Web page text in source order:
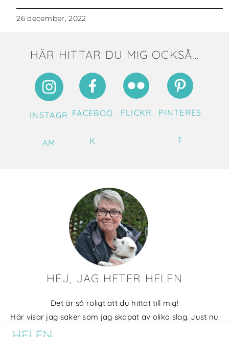
26 december, 2022
HÄR HITTAR DU MIG OCKSÅ...
INSTAGR
AM
FACEBOO
K
FLICKR PINTERES
T
HEJ, JAG HETER HELEN
Det är så roligt att du hittat till mig!
Här visar jag saker som jag skapat av olika slag. Just nu
blir det mycket fotografier och många bilder visar min